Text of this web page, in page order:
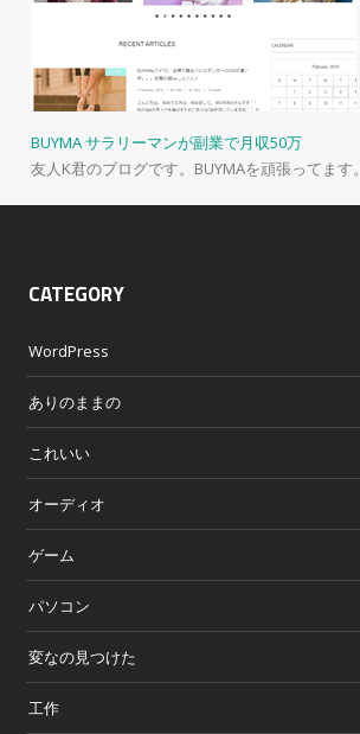
BUYMA サラリーマンが副業で月収50万
友人K君のブログです。BUYMAを頑張ってます。
CATEGORY
WordPress
ありのままの
これいい
オーディオ
ゲーム
パソコン
変なの見つけた
工作